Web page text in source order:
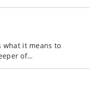
what it means to
of…